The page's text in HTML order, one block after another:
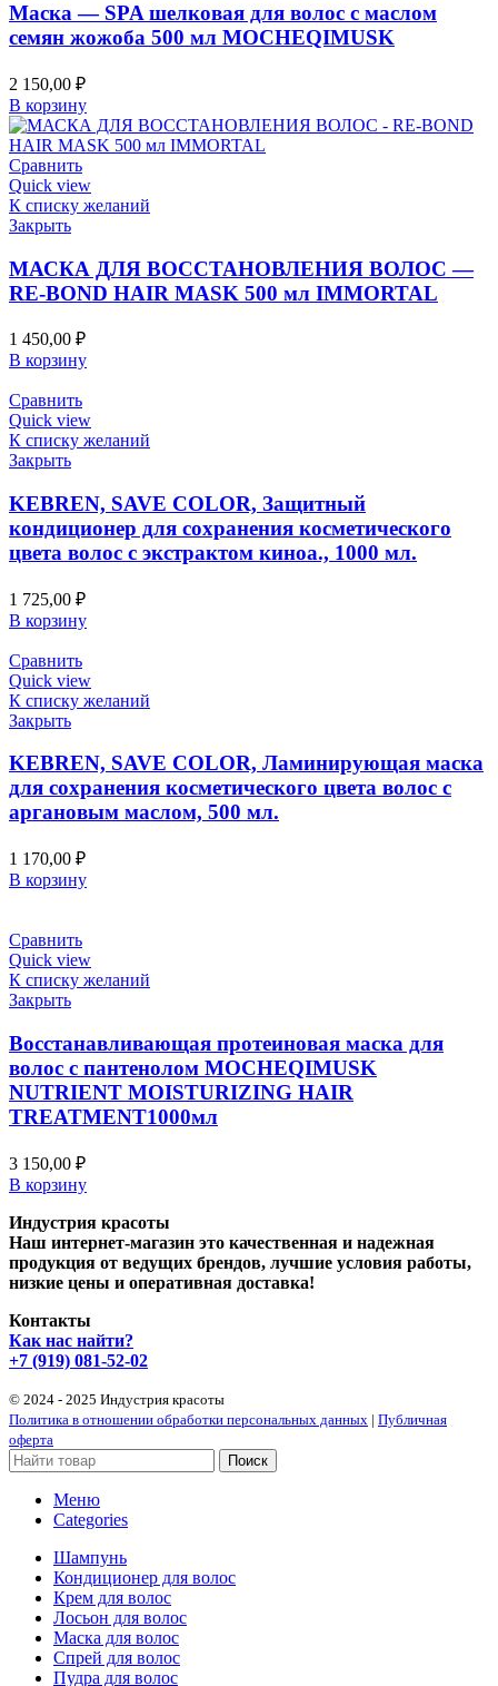
Маска — SPA шелковая для волос с маслом
семян жожоба 500 мл MOCHEQIMUSK
2 150,00 ₽
В корзину
Сравнить
Quick view
К списку желаний
Закрыть
МАСКА ДЛЯ ВОССТАНОВЛЕНИЯ ВОЛОС —
RE-BOND HAIR MASK 500 мл IMMORTAL
1 450,00 ₽
В корзину
Сравнить
Quick view
К списку желаний
Закрыть
KEBREN, SAVE COLOR, Защитный
кондиционер для сохранения косметического
цвета волос с экстрактом киноа., 1000 мл.
1 725,00 ₽
В корзину
Сравнить
Quick view
К списку желаний
Закрыть
KEBREN, SAVE COLOR, Ламинирующая маска
для сохранения косметического цвета волос с
аргановым маслом, 500 мл.
1 170,00 ₽
В корзину
Сравнить
Quick view
К списку желаний
Закрыть
Восстанавливающая протеиновая маска для
волос с пантенолом MOCHEQIMUSK
NUTRIENT MOISTURIZING HAIR
TREATMENT1000мл
3 150,00 ₽
В корзину
Индустрия красоты
Наш интернет-магазин это качественная и надежная
продукция от ведущих брендов, лучшие условия работы,
низкие цены и оперативная доставка!
Контакты
Как нас найти?
+7 (919) 081-52-02
© 2024 - 2025 Индустрия красоты
Политика в отношении обработки персональных данных | Публичная
оферта
Поиск
Меню
Categories
Шампунь
Кондиционер для волос
Крем для волос
Лосьон для волос
Маска для волос
Спрей для волос
Пудра для волос